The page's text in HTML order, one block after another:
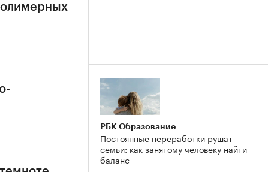
РБК Образование
Постоянные переработки рушат
семьи: как занятому человеку найти
баланс